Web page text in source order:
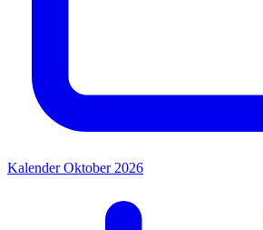
Kalender Oktober 2026